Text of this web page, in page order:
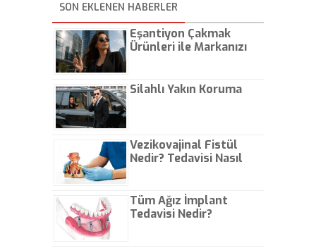
SON EKLENEN HABERLER
Eşantiyon Çakmak
Ürünleri ile Markanızı
Silahlı Yakın Koruma
Vezikovajinal Fistül
Nedir? Tedavisi Nasıl
Tüm Ağız İmplant
Tedavisi Nedir?